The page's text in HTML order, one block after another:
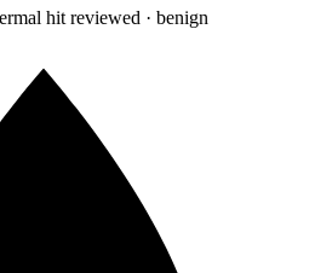
hit reviewed · benign